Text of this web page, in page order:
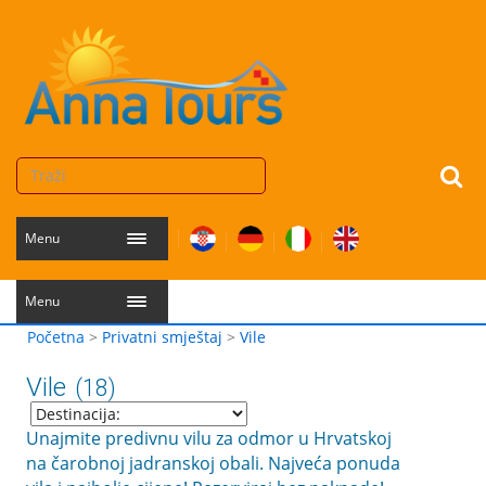
Menu
Menu
Početna > Privatni smještaj > Vile
Vile (18)
Unajmite predivnu vilu za odmor u Hrvatskoj
na čarobnoj jadranskoj obali. Najveća ponuda